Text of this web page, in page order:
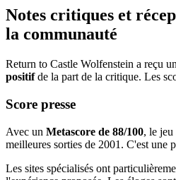
Notes critiques et
la communauté
Return to Castle Wolfenstein a reçu
positifde la part de la critique. Les
Score presse
Avec un Metascore de 88/100, le jeu
meilleures sorties de 2001. C'est une
Les sites spécialisés ont